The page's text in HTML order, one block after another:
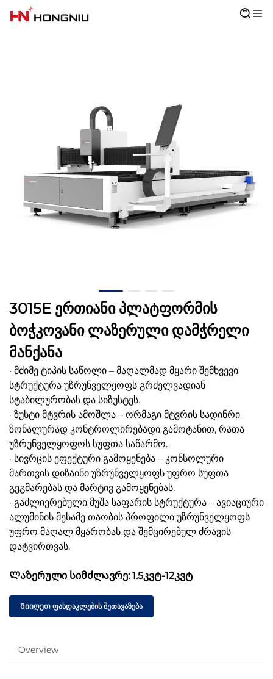
3015E ერთიანი პლატფორმის
ბოჭკოვანი ლაზერული დამჭრელი
მანქანა
· მძიმე ტიპის საწოლი – მაღალმად მყარი შემხვევი
სტრუქტურა უზრუნველყოფს გრძელვადიან
სტაბილურობას და სიზუსტეს.
· ზუსტი მტვრის ამოშლა – ორმაგი მტვრის სადინრი
ზონალურად კონტროლირებადი გამოტანით, რათა
უზრუნველყოფოს სუფთა საწარმო.
· სივრცის ეფექტური გამოყენება – კონსოლური
მართვის დიზაინი უზრუნველყოფს უფრო სუფთა
გეგმარებას და მარტივ გამოყენებას.
· გაძლიერებული მუშა საფარის სტრუქტურა – ავიაციური
ალუმინის მესამე თაობის პროფილი უზრუნველყოფს
უფრო მაღალ მყარობას და შემცირებულ ძრავის
დატვირთვას.
Ლაზერული სიმძლავრე: 1.5კვტ-12კვტ
Მიიღეთ ფასდაკლების შეთავაზება
Overview